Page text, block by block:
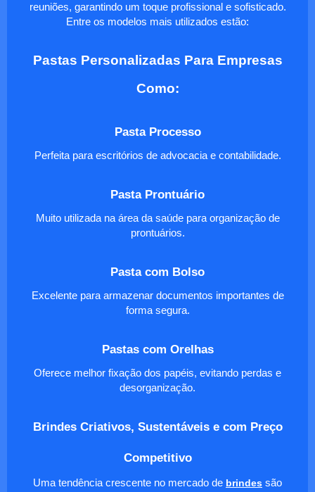
reuniões, garantindo um toque profissional e sofisticado.
Entre os modelos mais utilizados estão:
Pastas Personalizadas Para Empresas
Como:
Pasta Processo
Perfeita para escritórios de advocacia e contabilidade.
Pasta Prontuário
Muito utilizada na área da saúde para organização de
prontuários.
Pasta com Bolso
Excelente para armazenar documentos importantes de
forma segura.
Pastas com Orelhas
Oferece melhor fixação dos papéis, evitando perdas e
desorganização.
Brindes Criativos, Sustentáveis e com Preço
Competitivo
Uma tendência crescente no mercado de brindes são